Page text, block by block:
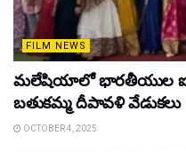
FILM NEWS
మలేషియాలో భారతీయుల
బతుకమ్మ దీపావళి వేడుకలు
OCTOBER 4, 2025